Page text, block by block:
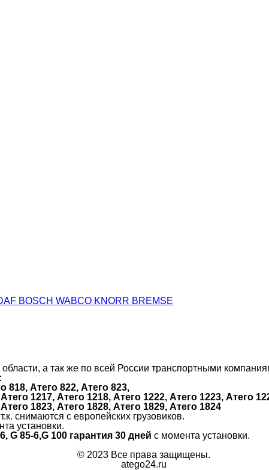
BOSCH WABCO KNORR BREMSE
а так же по всей России транспортными
818, Атего 822, Атего 823,
1217, Атего 1218, Атего 1222, Атего 1223, Атего
1823, Атего 1828, Атего 1829, Атего 1824
снимаются с европейских грузовиков.
установки.
G 85-6,G 100 гарантия 30 дней с момента установки.
© 2023 Все права защищены.
atego24.ru